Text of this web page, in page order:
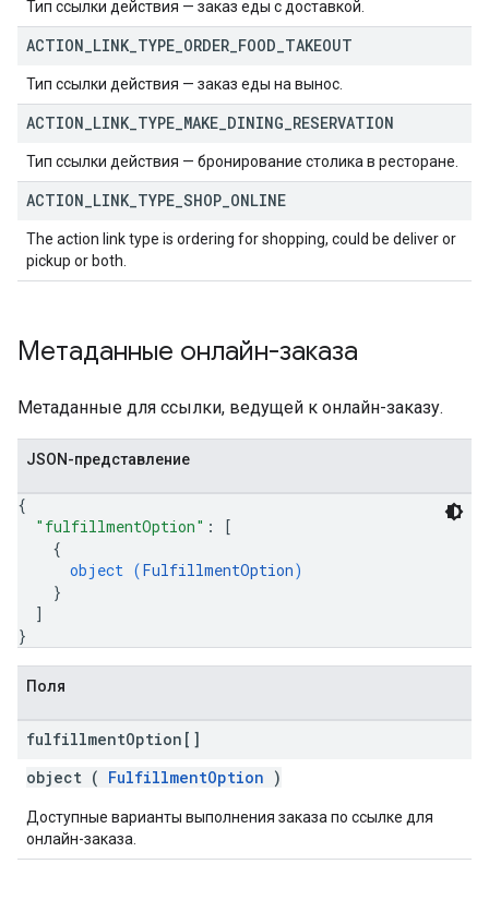
Тип ссылки действия — заказ еды с доставкой.
ACTION LINK TYPE ORDER FOOD TAKEOUT
Тип ссылки действия — заказ еды на вынос.
ACTION LINK TYPE MAKE DINING RESERVATION
Тип ссылки действия — бронирование столика в ресторане.
ACTION LINK TYPE SHOP ONLINE
The action link type is ordering for shopping, could be deliver or
pickup or both.
Метаданные онлайн-заказа
Метаданные для ссылки, ведущей к онлайн-заказу.
JSON-представление
{
"fulfillmentOption" :
[
{
object (FulfillmentOption)
}
]
}
Поля
fulfillmentOption[]
object ( FulfillmentOption )
Доступные варианты выполнения заказа по ссылке для
онлайн-заказа.